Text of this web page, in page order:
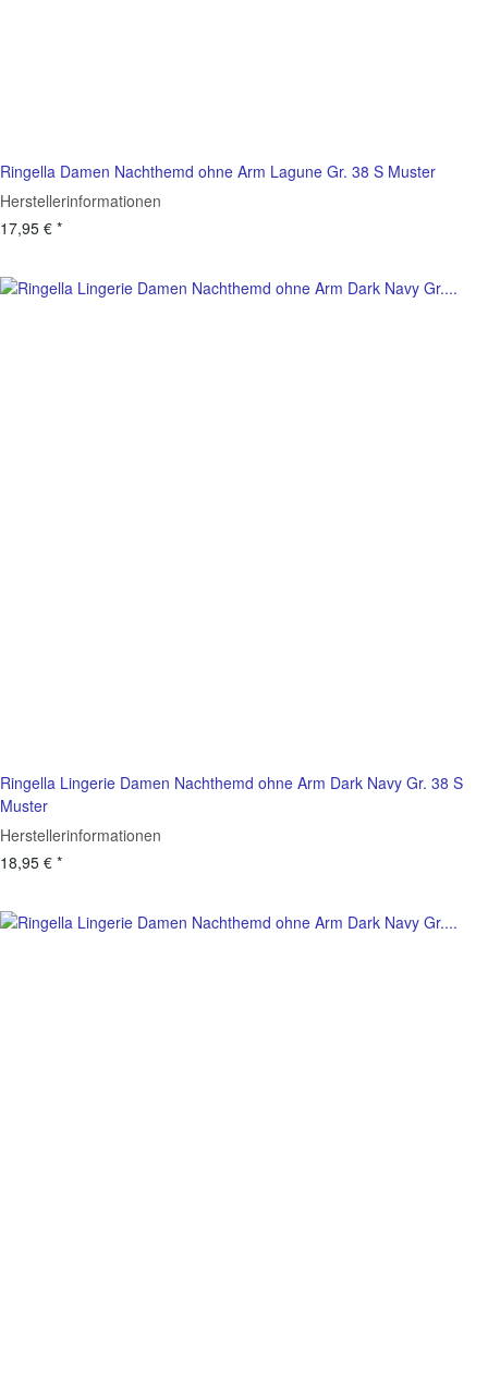
Ringella Damen Nachthemd ohne Arm Lagune Gr. 38 S Muster
Herstellerinformationen
17,95 € *
Ringella Lingerie Damen Nachthemd ohne Arm Dark Navy Gr. 38 S
Muster
Herstellerinformationen
18,95 € *